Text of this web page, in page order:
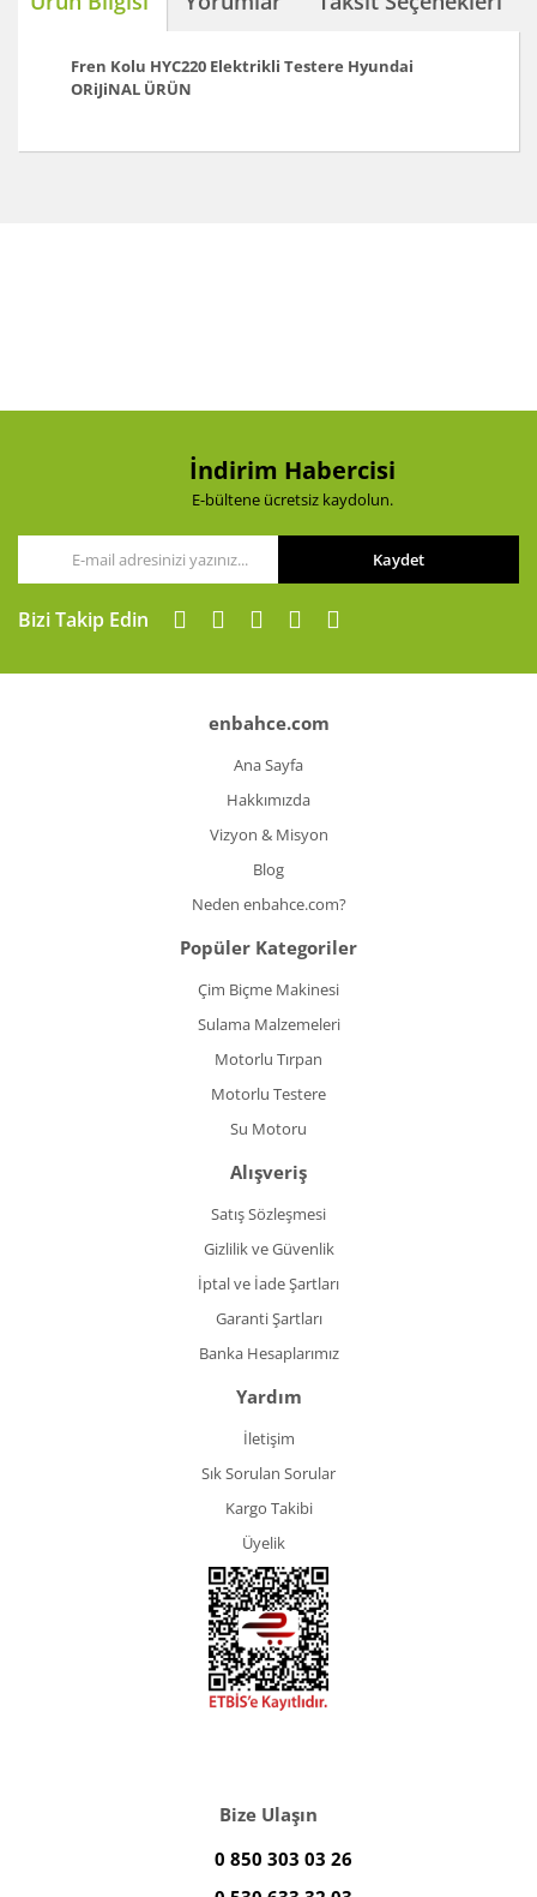
Fren Kolu HYC220 Elektrikli Testere Hyundai
ORiJiNAL ÜRÜN
Ürün fiyatı diğer sitelerden daha pahalı.
Gönder
İndirim Habercisi
E-bültene ücretsiz kaydolun.
Kaydet
Bizi Takip Edin
enbahce.com
Ana Sayfa
Hakkımızda
Vizyon & Misyon
Blog
Neden enbahce.com?
Popüler Kategoriler
Çim Biçme Makinesi
Sulama Malzemeleri
Motorlu Tırpan
Motorlu Testere
Su Motoru
Alışveriş
Satış Sözleşmesi
Gizlilik ve Güvenlik
İptal ve İade Şartları
Garanti Şartları
Banka Hesaplarımız
Yardım
İletişim
Sık Sorulan Sorular
Kargo Takibi
Üyelik
Bize Ulaşın
0 850 303 03 26